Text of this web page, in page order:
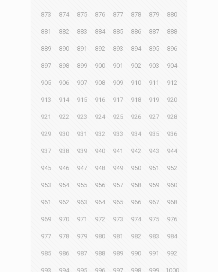
873 874 875 876 877 878 879 880
881 882 883 884 885 886 887 888
889 890 891 892 893 894 895 896
897 898 899 900 901 902 903 904
905 906 907 908 909 910 911 912
913 914 915 916 917 918 919 920
921 922 923 924 925 926 927 928
929 930 931 932 933 934 935 936
937 938 939 940 941 942 943 944
945 946 947 948 949 950 951 952
953 954 955 956 957 958 959 960
961 962 963 964 965 966 967 968
969 970 971 972 973 974 975 976
977 978 979 980 981 982 983 984
985 986 987 988 989 990 991 992
993 994 995 996 997 998 999 1000